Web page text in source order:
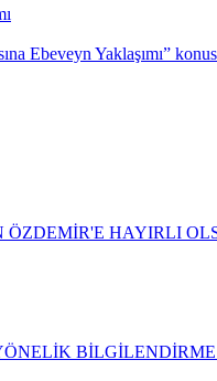
Ebeveyn Yaklaşımı”
HAYIRLI